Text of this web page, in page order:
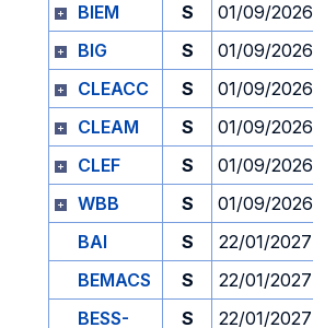
BIEM
S 01/09/2026
BIG
S 01/09/2026
CLEACC
S 01/09/2026
CLEAM
S 01/09/2026
CLEF
S 01/09/2026
WBB
S 01/09/2026
BAI
S 22/01/2027
BEMACS
S 22/01/2027
BESS-
S 22/01/2027